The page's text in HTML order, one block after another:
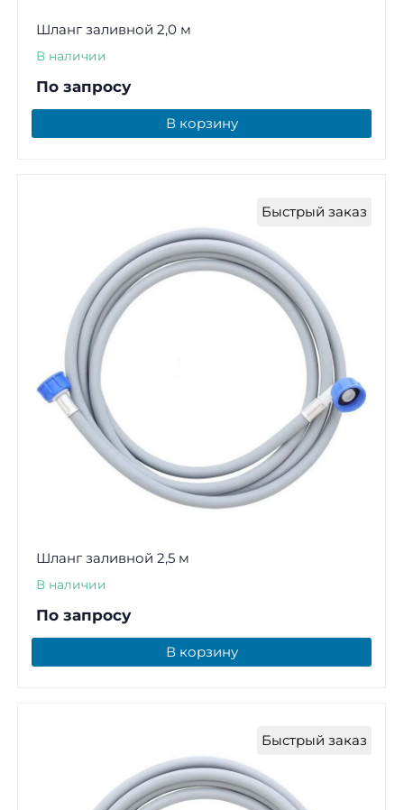
Шланг заливной 2,0 м
В наличии
По запросу
В корзину
Быстрый заказ
Шланг заливной 2,5 м
В наличии
По запросу
В корзину
Быстрый заказ